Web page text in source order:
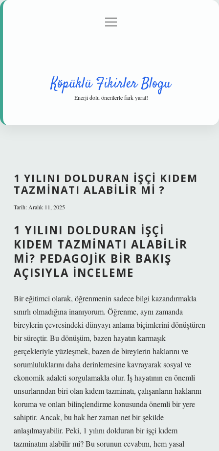
Gizlilik Politikası
menüyü
Köpüklü Fikirler Blogu
Enerji dolu önerilerle fark yarat!
1 YILINI DOLDURAN IŞÇI KIDEM
TAZMINATI ALABILIR MI ?
Tarih: Aralık 11, 2025
1 YILINI DOLDURAN İŞÇI
KIDEM TAZMINATI ALABILIR
MI? PEDAGOJIK BIR BAKIŞ
AÇISIYLA İNCELEME
Bir eğitimci olarak, öğrenmenin sadece bilgi kazandırmakla
sınırlı olmadığına inanıyorum. Öğrenme, aynı zamanda
bireylerin çevresindeki dünyayı anlama biçimlerini dönüştüren
bir süreçtir. Bu dönüşüm, bazen hayatın karmaşık
gerçekleriyle yüzleşmek, bazen de bireylerin haklarını ve
sorumluluklarını daha derinlemesine kavrayarak sosyal ve
ekonomik adaleti sorgulamakla olur. İş hayatının en önemli
unsurlarından biri olan kıdem tazminatı, çalışanların haklarını
koruma ve onları bilinçlendirme konusunda önemli bir yere
sahiptir. Ancak, bu hak her zaman net bir şekilde
anlaşılmayabilir. Peki, 1 yılını dolduran bir işçi kıdem
tazminatını alabilir mi? Bu sorunun cevabını, hem yasal